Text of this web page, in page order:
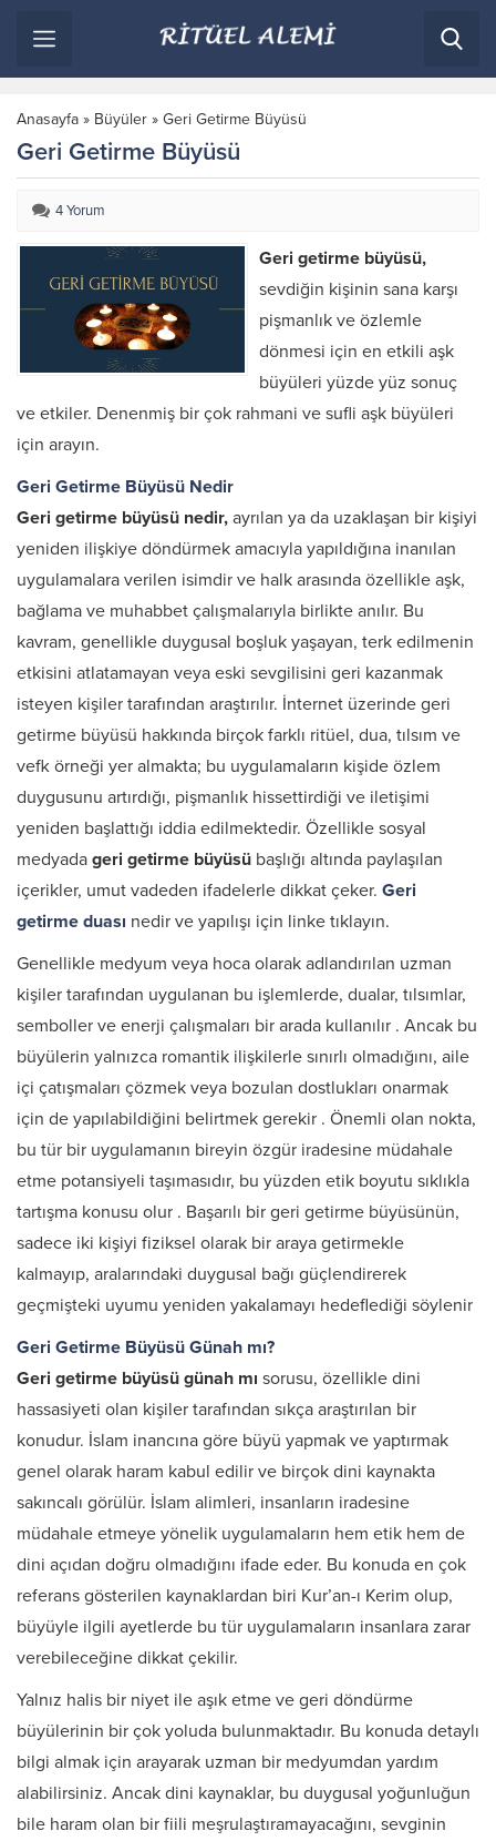
Anasayfa » Büyüler » Geri Getirme Büyüsü
Geri Getirme Büyüsü
4 Yorum
Geri getirme büyüsü,
sevdiğin kişinin sana karşı
pişmanlık ve özlemle
dönmesi için en etkili aşk
büyüleri yüzde yüz sonuç
ve etkiler. Denenmiş bir çok rahmani ve sufli aşk büyüleri
için arayın.
Geri Getirme Büyüsü Nedir
Geri getirme büyüsü nedir, ayrılan ya da uzaklaşan bir kişiyi
yeniden ilişkiye döndürmek amacıyla yapıldığına inanılan
uygulamalara verilen isimdir ve halk arasında özellikle aşk,
bağlama ve muhabbet çalışmalarıyla birlikte anılır. Bu
kavram, genellikle duygusal boşluk yaşayan, terk edilmenin
etkisini atlatamayan veya eski sevgilisini geri kazanmak
isteyen kişiler tarafından araştırılır. İnternet üzerinde geri
getirme büyüsü hakkında birçok farklı ritüel, dua, tılsım ve
vefk örneği yer almakta; bu uygulamaların kişide özlem
duygusunu artırdığı, pişmanlık hissettirdiği ve iletişimi
yeniden başlattığı iddia edilmektedir. Özellikle sosyal
medyada geri getirme büyüsü başlığı altında paylaşılan
içerikler, umut vadeden ifadelerle dikkat çeker. Geri
getirme duası nedir ve yapılışı için linke tıklayın.
Genellikle medyum veya hoca olarak adlandırılan uzman
kişiler tarafından uygulanan bu işlemlerde, dualar, tılsımlar,
semboller ve enerji çalışmaları bir arada kullanılır . Ancak bu
büyülerin yalnızca romantik ilişkilerle sınırlı olmadığını, aile
içi çatışmaları çözmek veya bozulan dostlukları onarmak
için de yapılabildiğini belirtmek gerekir . Önemli olan nokta,
bu tür bir uygulamanın bireyin özgür iradesine müdahale
etme potansiyeli taşımasıdır, bu yüzden etik boyutu sıklıkla
tartışma konusu olur . Başarılı bir geri getirme büyüsünün,
sadece iki kişiyi fiziksel olarak bir araya getirmekle
kalmayıp, aralarındaki duygusal bağı güçlendirerek
geçmişteki uyumu yeniden yakalamayı hedeflediği söylenir
Geri Getirme Büyüsü Günah mı?
Geri getirme büyüsü günah mı sorusu, özellikle dini
hassasiyeti olan kişiler tarafından sıkça araştırılan bir
konudur. İslam inancına göre büyü yapmak ve yaptırmak
genel olarak haram kabul edilir ve birçok dini kaynakta
sakıncalı görülür. İslam alimleri, insanların iradesine
müdahale etmeye yönelik uygulamaların hem etik hem de
dini açıdan doğru olmadığını ifade eder. Bu konuda en çok
referans gösterilen kaynaklardan biri Kur’an-ı Kerim olup,
büyüyle ilgili ayetlerde bu tür uygulamaların insanlara zarar
verebileceğine dikkat çekilir.
Yalnız halis bir niyet ile aşık etme ve geri döndürme
büyülerinin bir çok yoluda bulunmaktadır. Bu konuda detaylı
bilgi almak için arayarak uzman bir medyumdan yardım
alabilirsiniz. Ancak dini kaynaklar, bu duygusal yoğunluğun
bile haram olan bir fiili meşrulaştıramayacağını, sevginin